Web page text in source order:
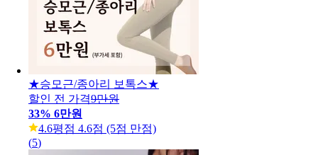
★승모근/종아리 보톡스★
할인 전 가격9만원
33% 6만원
4.6평점 4.6점 (5점 만점)
(5)